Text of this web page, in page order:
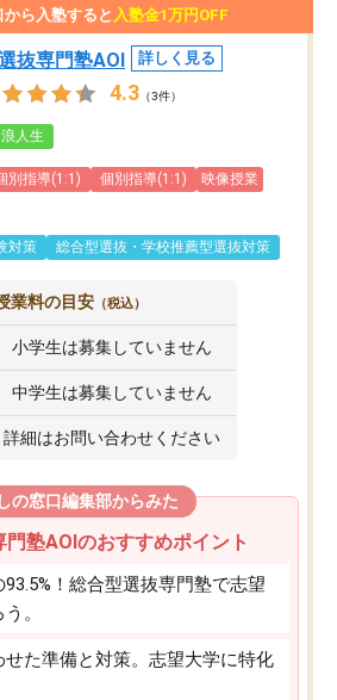
ら入塾すると 入塾金1万円OFF
抜専門塾AOI 詳しく見る
4.3 （3件）
浪人生
別指導(1:1) 個別指導(1:1)
映像授業
対策 総合型選抜・学校推薦型選抜対策
業料の目安 （税込）
小学生は募集していません
中学生は募集していません
詳細はお問い合わせください
の窓口編集部からみた
塾AOIのおすすめポイント
！総合型選抜専門塾で志望
。
た準備と対策。志望大学に特化